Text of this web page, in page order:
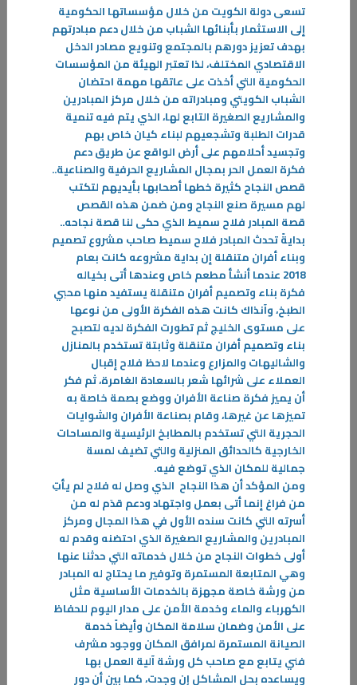
قصــة نجــاح
دائماً ما تسعى دولة الكويت إلى دعم الشباب في شتى المجالات وذلك ترجمةً
لمبادرة صاحب السمو أمير البلاد الراحل الشيخ صباح الأحمد الجابر
تسعى دولة الكويت من خلال مؤسساتها الحكومية
إلى الاستثمار بأبنائها الشباب من خلال دعم مبادرتهم
بهدف تعزيز دورهم بالمجتمع وتنويع مصادر الدخل
الاقتصادي المختلف، لذا تعتبر الهيئة من المؤسسات
الحكومية التي أخذت على عاتقها مهمة احتضان
الشباب الكويتي ومبادراته من خلال مركز المبادرين
والمشاريع الصغيرة التابع لها، الذي يتم فيه تنمية
قدرات الطلبة وتشجعيهم لبناء كيان خاص بهم
وتجسيد أحلامهم على أرض الواقع عن طريق دعم
فكرة العمل الحر بمجال المشاريع الحرفية والصناعية..
قصص النجاح كثيرة خطها أصحابها بأيديهم لتكتب
لهم مسيرة صنع النجاح ومن ضمن هذه القصص
قصة المبادر فلاح سميط الذي حكى لنا قصة نجاحه..
بدايةً تحدث المبادر فلاح سميط صاحب مشروع تصميم
وبناء أفران متنقلة إن بداية مشروعه كانت بعام
2018 عندما أنشأ مطعم خاص وعندها أتى بخياله
فكرة بناء وتصميم أفران متنقلة يستفيد منها محبي
الطبخ، وآنذاك كانت هذه الفكرة الأولى من نوعها
على مستوى الخليج ثم تطورت الفكرة لديه لتصبح
بناء وتصميم أفران متنقلة وثابتة تستخدم بالمنازل
والشاليهات والمزارع وعندما لاحظ فلاح إقبال
العملاء على شرائها شعر بالسعادة الغامرة، ثم فكر
أن يميز فكرة صناعة الأفران ووضع بصمة خاصة به
تميزها عن غيرها، وقام بصناعة الأفران والشوايات
الحجرية التي تستخدم بالمطابخ الرئيسية والمساحات
الخارجية كالحدائق المنزلية والتي تضيف لمسة
جمالية للمكان الذي توضع فيه.
ومن المؤكد أن هذا النجاح الذي وصل له فلاح لم يأتِ
من فراغ إنما أتى بعمل واجتهاد ودعم قدَم له من
أسرته التي كانت سنده الأول في هذا المجال ومركز
المبادرين والمشاريع الصغيرة الذي احتضنه وقدم له
أولى خطوات النجاح من خلال خدماته التي حدثنا عنها
وهي المتابعة المستمرة وتوفير ما يحتاج له المبادر
من ورشة خاصة مجهزة بالخدمات الأساسية مثل
الكهرباء والماء وخدمة الأمن على مدار اليوم للحفاظ
على الأمن وضمان سلامة المكان وأيضاً خدمة
الصيانة المستمرة لمرافق المكان ووجود مشرف
فني يتابع مع صاحب كل ورشة آلية العمل بها
ويساعده بحل المشاكل إن وجدت، كما بين أن دور